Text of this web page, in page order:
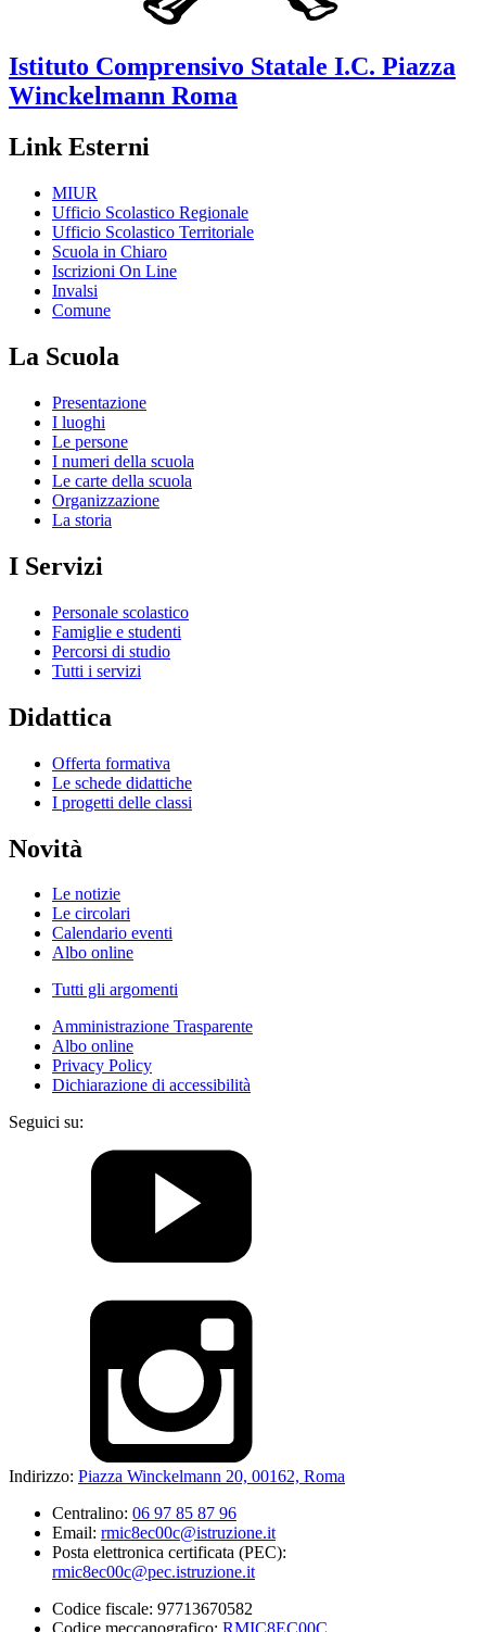
Istituto Comprensivo Statale I.C. Piazza
Winckelmann Roma
Link Esterni
MIUR
Ufficio Scolastico Regionale
Ufficio Scolastico Territoriale
Scuola in Chiaro
Iscrizioni On Line
Invalsi
Comune
La Scuola
Presentazione
I luoghi
Le persone
I numeri della scuola
Le carte della scuola
Organizzazione
La storia
I Servizi
Personale scolastico
Famiglie e studenti
Percorsi di studio
Tutti i servizi
Didattica
Offerta formativa
Le schede didattiche
I progetti delle classi
Novità
Le notizie
Le circolari
Calendario eventi
Albo online
Tutti gli argomenti
Amministrazione Trasparente
Albo online
Privacy Policy
Dichiarazione di accessibilità
Seguici su:
Indirizzo: Piazza Winckelmann 20, 00162, Roma
Centralino: 06 97 85 87 96
Email: rmic8ec00c@istruzione.it
Posta elettronica certificata (PEC):
rmic8ec00c@pec.istruzione.it
Codice fiscale: 97713670582